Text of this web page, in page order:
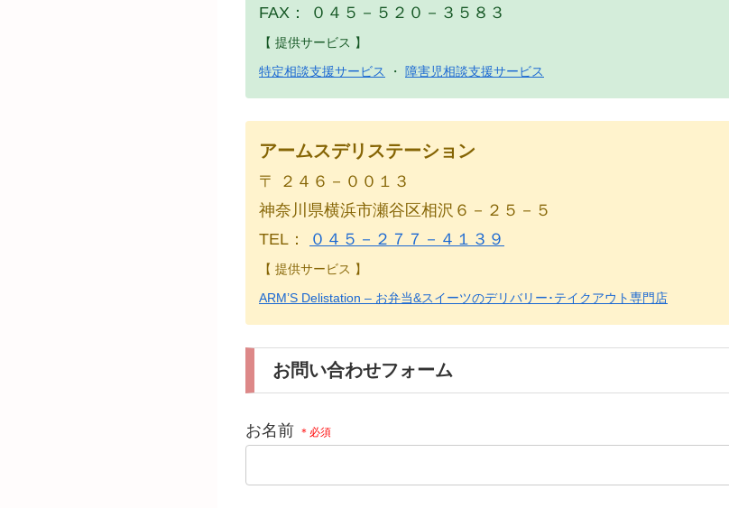
FAX： ０４５－５２０－３５８３
【 提供サービス 】
特定相談支援サービス
・ 障害児相談支援サービス
アームスデリステーション
〒 ２４６－００１３
神奈川県横浜市瀬谷区相沢６－２５－５
TEL：
０４５－２７７－４１３９
【 提供サービス 】
ARM’S Delistation – お弁当&スイーツのデリバリー･テイクアウト専門店
お問い合わせフォーム
お名前 ＊必須